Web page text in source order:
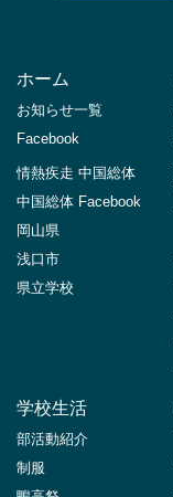
ホーム
お知らせ一覧
Facebook
情熱疾走 中国総体
中国総体 Facebook
岡山県
浅口市
県立学校
学校生活
部活動紹介
制服